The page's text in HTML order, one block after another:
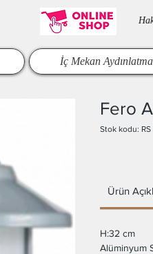
İç Mekan
Fero
Stok kodu: RS
Ürün
H:32 cm
Alüminyum